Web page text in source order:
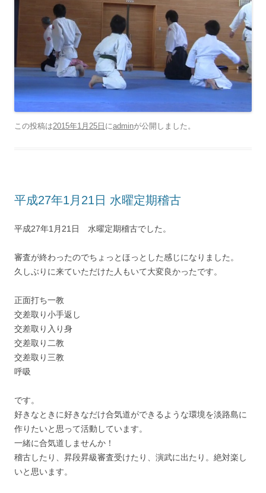
この投稿は2015年1月25日 にadminが公開しました 。
平成27年1月21日 水曜定期稽古
平成27年1月21日 水曜定期稽古でした。
審査が終わったのでちょっとほっとした感じになりました。
久しぶりに来ていただけた人もいて大変良かったです。
正面打ち一教
交差取り小手返し
交差取り入り身
交差取り二教
交差取り三教
呼吸
です。
好きなときに好きなだけ合気道ができるような環境を淡路島に
作りたいと思って活動しています。
一緒に合気道しませんか！
稽古したり、昇段昇級審査受けたり、演武に出たり。絶対楽し
いと思います。